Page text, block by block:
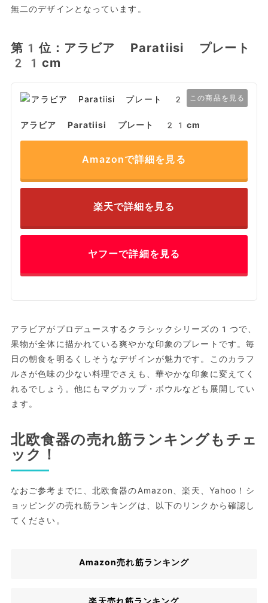
無二のデザインとなっています。
第1位：アラビア Paratiisi プレート
21cm
この商品を見る
アラビア Paratiisi プレート 21cm
Amazonで詳細を見る
楽天で詳細を見る
ヤフーで詳細を見る
アラビアがプロデュースするクラシックシリーズの1つで、
果物が全体に描かれている爽やかな印象のプレートです。毎
日の朝食を明るくしそうなデザインが魅力です。このカラフ
ルさが色味の少ない料理でさえも、華やかな印象に変えてく
れるでしょう。他にもマグカップ・ボウルなども展開してい
ます。
北欧食器の売れ筋ランキングもチェ
ック！
なおご参考までに、北欧食器のAmazon、楽天、Yahoo！シ
ョッピングの売れ筋ランキングは、以下のリンクから確認し
てください。
Amazon売れ筋ランキング